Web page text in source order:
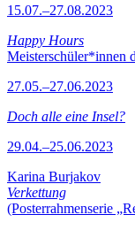
15.07.–27.08.2023
Happy Hours
Meisterschüler*innen
27.05.–27.06.2023
Doch alle eine Insel?
29.04.–25.06.2023
Karina Burjakov
Verkettung
(Posterrahmenserie